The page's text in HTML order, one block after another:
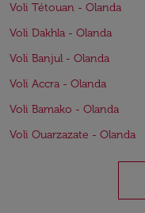
Voli Tétouan - Olanda
Voli Dakhla - Olanda
Voli Banjul - Olanda
Voli Accra - Olanda
Voli Bamako - Olanda
Voli Ouarzazate - Olanda